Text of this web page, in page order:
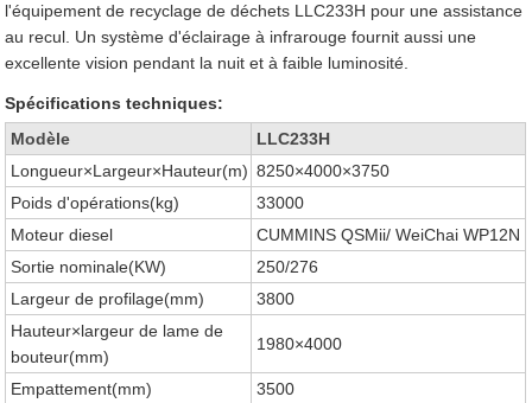
l'équipement de recyclage de déchets LLC233H pour une assistance
au recul. Un système d'éclairage à infrarouge fournit aussi une
excellente vision pendant la nuit et à faible luminosité.
Spécifications techniques:
Modèle
LLC233H
Longueur×Largeur×Hauteur(m) 8250×4000×3750
Poids d'opérations(kg)
33000
Moteur diesel
CUMMINS QSMii/ WeiChai WP12N
Sortie nominale(KW)
250/276
Largeur de profilage(mm)
3800
Hauteur×largeur de lame de
bouteur(mm)
1980×4000
Empattement(mm) 3500